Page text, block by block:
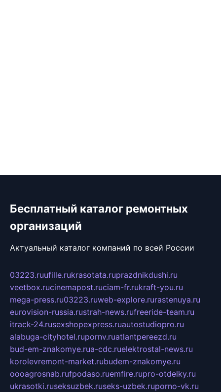
Бесплатный каталог ремонтных
организаций
Актуальный каталог компаний по всей России
03223.ruufille.rukrasotata.ruprazdnikdushi.ru
veetbox.rucinemapost.ruciam-fr.rukraft-you.ru
mega-press.ru03223.ruweb-explore.rurastenuya.ru
eurovision-russia.rustrah-news.rufreeride-team.ru
itrack-24.rusexshopexpress.ruautostudiopro.ru
alabuga-cityhotel.rupornv.ruatlantpereezd.ru
bud-em-znakomye.rua-cdc.ruelektrostal-news.ru
korolevremont-market.rubudem-znakomye.ru
oooagrosnab.rufpodaso.ruemfire.rupro-otdelky.ru
ukrasotki.ruseksuzbek.ruseks-uzbek.ruporno-vk.ru